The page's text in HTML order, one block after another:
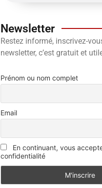
Newsletter
Restez informé, inscrivez-
newsletter, c’est gratuit et
Prénom ou nom complet
Email
En continuant, vous
confidentialité